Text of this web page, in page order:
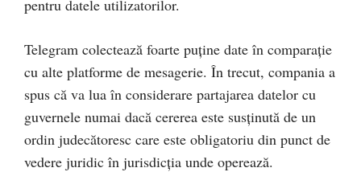
pentru datele utilizatorilor.
Telegram colectează foarte puține date în comparație
cu alte platforme de mesagerie. În trecut, compania a
spus că va lua în considerare partajarea datelor cu
guvernele numai dacă cererea este susținută de un
ordin judecătoresc care este obligatoriu din punct de
vedere juridic în jurisdicția unde operează.